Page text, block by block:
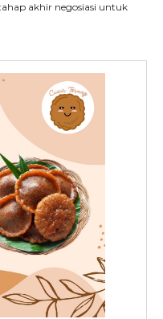
akhir negosiasi untuk